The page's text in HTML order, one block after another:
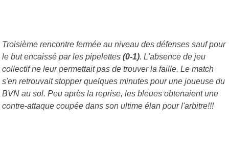
Troisième rencontre fermée au niveau des défenses sauf pour
le but encaissé par les pipelettes (0-1). L'absence de jeu
collectif ne leur permettait pas de trouver la faille. Le match
s'en retrouvait stopper quelques minutes pour une joueuse du
BVN au sol. Peu après la reprise, les bleues obtenaient une
contre-attaque coupée dans son ultime élan pour l'arbitre!!!